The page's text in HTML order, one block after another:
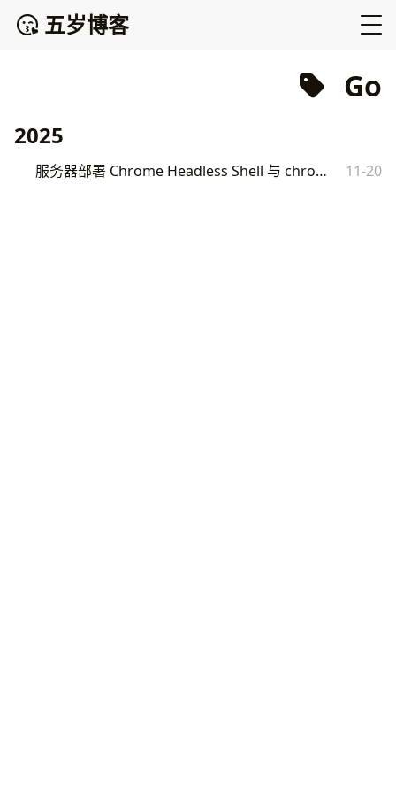
五岁博客
Go
2025
服务器部署 Chrome Headless Shell 与 chromedp 自动化实战指南 11-20